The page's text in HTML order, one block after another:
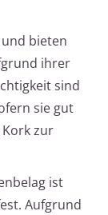
bieten
ihrer
sind
sie gut
zur
ist
Aufgrund